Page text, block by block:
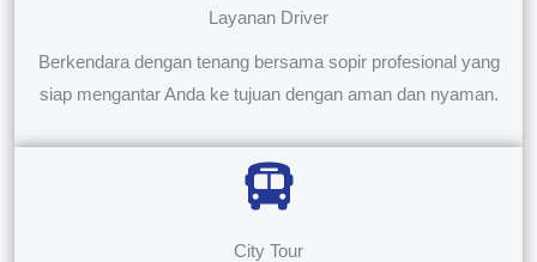
Layanan Driver
Berkendara dengan tenang bersama sopir profesional yang
siap mengantar Anda ke tujuan dengan aman dan nyaman.
City Tour